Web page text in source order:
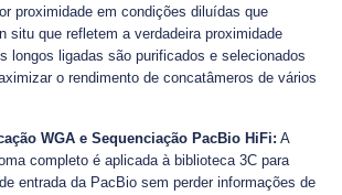
proximidade em condições diluídas que
situ que refletem a verdadeira proximidade
longos ligadas são purificados e selecionados
o rendimento de concatâmeros de vários
WGA e Sequenciação PacBio HiFi: A
completo é aplicada à biblioteca 3C para
entrada da PacBio sem perder informações de